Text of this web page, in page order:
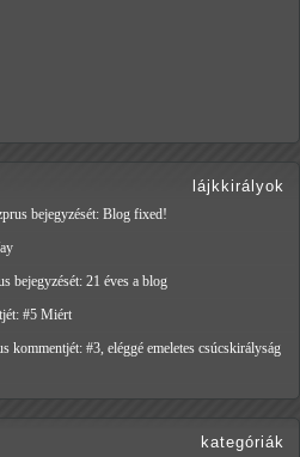
lájkkirályok
bejegyzését: Blog fixed!
bejegyzését: 21 éves a blog
#5 Miért
kommentjét: #3, eléggé emeletes csúcskirályság
kategóriák